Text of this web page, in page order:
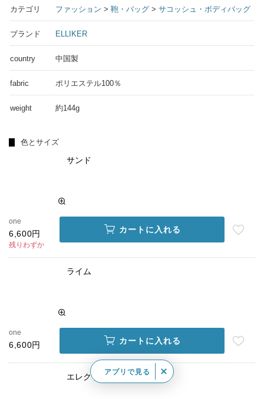
カテゴリ ファッション > 鞄・バッグ > サコッシュ・ボディバッグ
ブランド ELLIKER
country 中国製
fabric ポリエステル100％
weight 約144g
色とサイズ
サンド
one
6,600円
残りわずか
カートに入れる
ライム
one
6,600円 カートに入れる
エレクトリックパープル
アプリで見る